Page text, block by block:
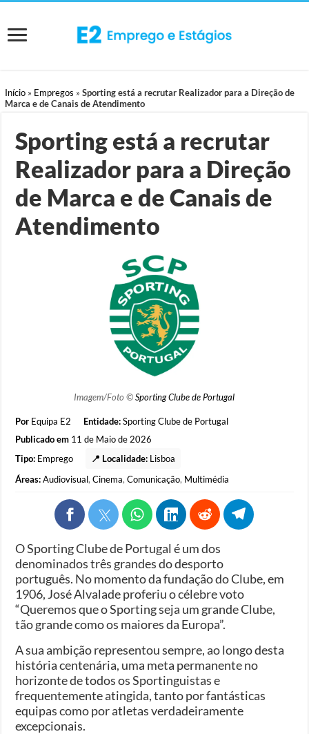
Início » Empregos »Sporting está a recrutar Realizador para a Direção de
Marca e de Canais de Atendimento
Sporting está a recrutar
Realizador para a Direção
de Marca e de Canais de
Atendimento
Imagem/Foto ©Sporting Clube de Portugal
Por Equipa E2 Entidade:Sporting Clube de Portugal
Publicado em 11 de Maio de 2026
Tipo: Emprego 📍 Localidade: Lisboa
Áreas: Audiovisual,Cinema,Comunicação, Multimédia
O Sporting Clube de Portugal é um dos
denominados três grandes do desporto
português. No momento da fundação do Clube, em
1906, José Alvalade proferiu o célebre voto
“Queremos que o Sporting seja um grande Clube,
tão grande como os maiores da Europa”.
A sua ambição representou sempre, ao longo desta
história centenária, uma meta permanente no
horizonte de todos os Sportinguistas e
frequentemente atingida, tanto por fantásticas
equipas como por atletas verdadeiramente
excepcionais.